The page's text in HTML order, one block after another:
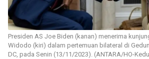
Presiden AS Joe Biden (kanan) menerima
Widodo (kiri) dalam pertemuan bilateral di
DC, pada Senin (13/11/2023). (ANTARA/HO-